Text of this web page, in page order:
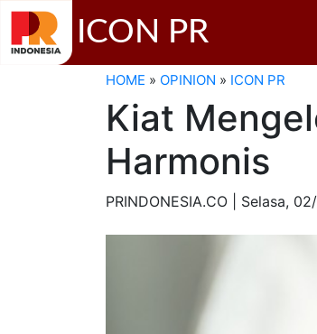
ICON PR
HOME » OPINION » ICON PR
Kiat
Harmonis
PRINDONESIA.CO | Selasa,